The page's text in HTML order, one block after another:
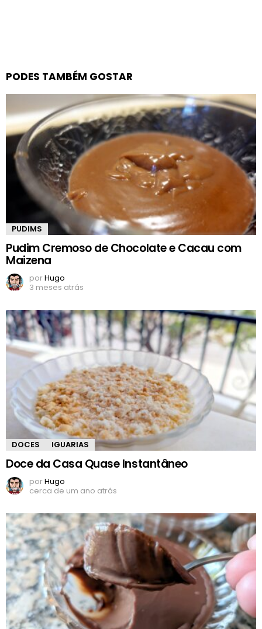
PODES TAMBÉM GOSTAR
PUDIMS
Pudim Cremoso de Chocolate e Cacau com
Maizena
porHugo
3 meses atrás
DOCES IGUARIAS
Doce da Casa Quase Instantâneo
porHugo
cerca de um ano atrás